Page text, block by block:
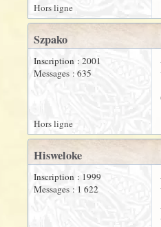
Hors ligne
Szpako
Inscription : 2001
Messages : 635
Hors ligne
Hisweloke
Inscription : 1999
Messages : 1 622